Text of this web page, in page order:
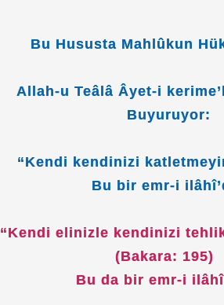
Bu Hususta Mahlûkun
Allah-u Teâlâ Âyet-i
Buyuruyor:
“Kendi kendinizi
Bu bir emr-i
“Kendi elinizle kendinizi
(Bakara: 195)
Bu da bir emr-i